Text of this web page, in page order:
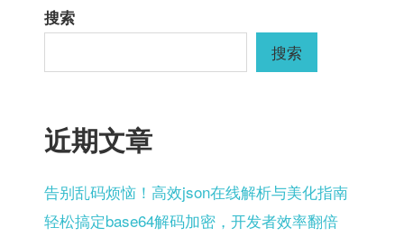
搜索
搜索
近期文章
告别乱码烦恼！高效json在线解析与美化指南
轻松搞定base64解码加密，开发者效率翻倍